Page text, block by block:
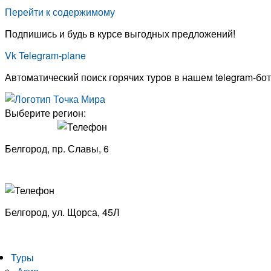
Перейти к содержимому
Подпишись и будь в курсе выгодных предложений!
VkTelegram-plane
Автоматический поиск горячих туров в нашем telegram-
Выберите регион:
Белгород, пр. Славы, 6
Белгород, ​ ул. Щорса, 45Л
Туры